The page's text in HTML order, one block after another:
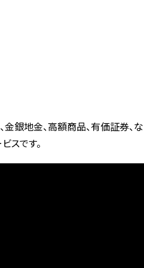
銀地金、高額商品、有価証券、
スです。